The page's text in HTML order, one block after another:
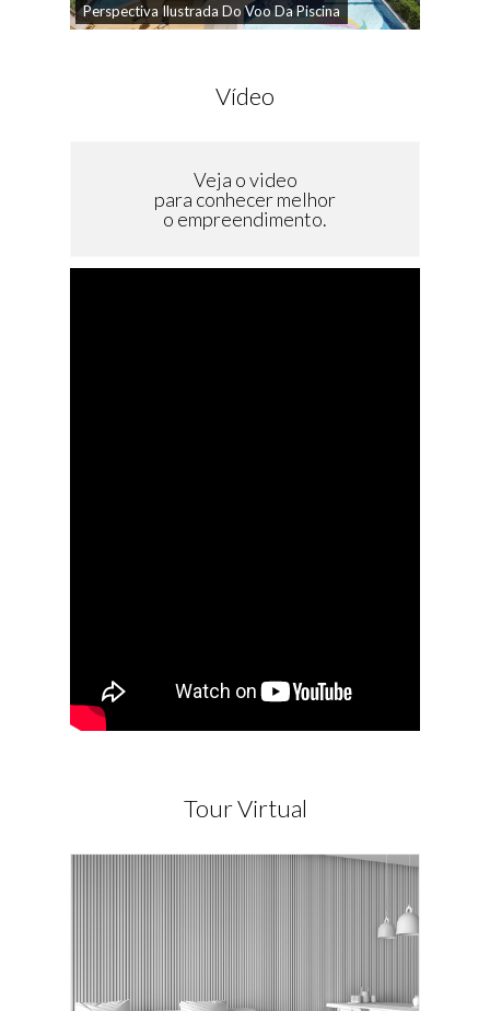
Perspectiva Ilustrada Do Voo Da Piscina
Vídeo
Veja o video
para conhecer melhor
o empreendimento.
Tour Virtual